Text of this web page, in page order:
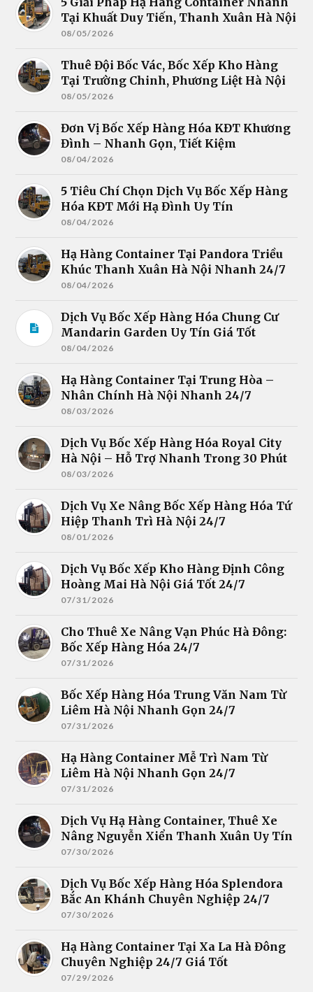
Tại Khuất Duy Tiến, Thanh Xuân Hà Nội
08/05/2026
Thuê Đội Bốc Vác, Bốc Xếp Kho Hàng
Tại Trường Chinh, Phương Liệt Hà Nội
08/05/2026
Đơn Vị Bốc Xếp Hàng Hóa KĐT Khương
Đình – Nhanh Gọn, Tiết Kiệm
08/04/2026
5 Tiêu Chí Chọn Dịch Vụ Bốc Xếp Hàng
Hóa KĐT Mới Hạ Đình Uy Tín
08/04/2026
Hạ Hàng Container Tại Pandora Triều
Khúc Thanh Xuân Hà Nội Nhanh 24/7
08/04/2026
Dịch Vụ Bốc Xếp Hàng Hóa Chung Cư
Mandarin Garden Uy Tín Giá Tốt
08/04/2026
Hạ Hàng Container Tại Trung Hòa –
Nhân Chính Hà Nội Nhanh 24/7
08/03/2026
Dịch Vụ Bốc Xếp Hàng Hóa Royal City
Hà Nội – Hỗ Trợ Nhanh Trong 30 Phút
08/03/2026
Dịch Vụ Xe Nâng Bốc Xếp Hàng Hóa Tứ
Hiệp Thanh Trì Hà Nội 24/7
08/01/2026
Dịch Vụ Bốc Xếp Kho Hàng Định Công
Hoàng Mai Hà Nội Giá Tốt 24/7
07/31/2026
Cho Thuê Xe Nâng Vạn Phúc Hà Đông:
Bốc Xếp Hàng Hóa 24/7
07/31/2026
Bốc Xếp Hàng Hóa Trung Văn Nam Từ
Liêm Hà Nội Nhanh Gọn 24/7
07/31/2026
Hạ Hàng Container Mễ Trì Nam Từ
Liêm Hà Nội Nhanh Gọn 24/7
07/31/2026
Dịch Vụ Hạ Hàng Container, Thuê Xe
Nâng Nguyễn Xiển Thanh Xuân Uy Tín
07/30/2026
Dịch Vụ Bốc Xếp Hàng Hóa Splendora
Bắc An Khánh Chuyên Nghiệp 24/7
07/30/2026
Hạ Hàng Container Tại Xa La Hà Đông
Chuyên Nghiệp 24/7 Giá Tốt
07/29/2026